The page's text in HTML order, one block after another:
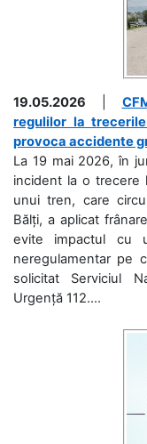
19.05.2026
regulilor la
provoca accidente
La 19 mai 2026, în
incident la o trecere
unui tren, care
Bălți, a aplicat
evite impactul cu
neregulamentar pe
solicitat Serviciul
Urgență 112....